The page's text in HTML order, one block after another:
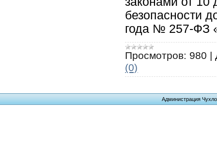
безопасности
года № 257-ФЗ
Просмотров: 980 |
(0)
Администрация